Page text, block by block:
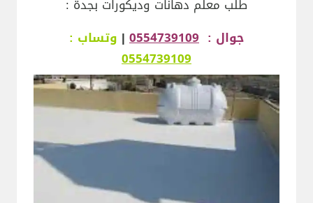
طلب معلم دهانات وديكورات بجدة :
جوال : 0554739109
| وتساب :
0554739109